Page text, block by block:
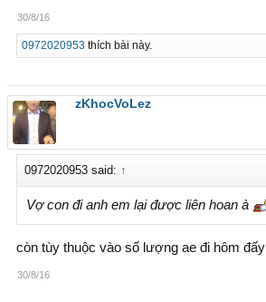
30/8/16
0972020953 thích bài này.
zKhocVoLez
0972020953 said: ↑
Vợ con đi anh em lại được liên hoan à
còn tùy thuộc vào số lượng ae đi hôm đấy
30/8/16